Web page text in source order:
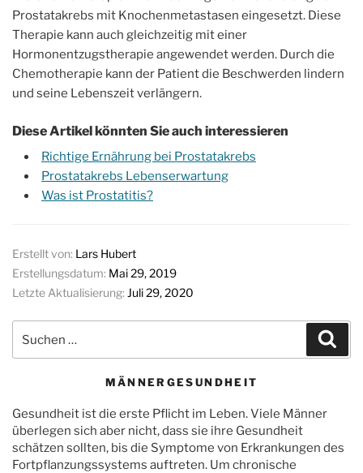
Prostatakrebs mit Knochenmetastasen eingesetzt. Diese
Therapie kann auch gleichzeitig mit einer
Hormonentzugstherapie angewendet werden. Durch die
Chemotherapie kann der Patient die Beschwerden lindern
und seine Lebenszeit verlängern.
Diese Artikel könnten Sie auch interessieren
Richtige Ernährung bei Prostatakrebs
Prostatakrebs Lebenserwartung
Was ist Prostatitis?
Erstellt von: Lars Hubert
Erstellungsdatum: Mai 29, 2019
Letzte Aktualisierung: Juli 29, 2020
MÄNNERGESUNDHEIT
Gesundheit ist die erste Pflicht im Leben. Viele Männer
überlegen sich aber nicht, dass sie ihre Gesundheit
schätzen sollten, bis die Symptome von Erkrankungen des
Fortpflanzungssystems auftreten. Um chronische